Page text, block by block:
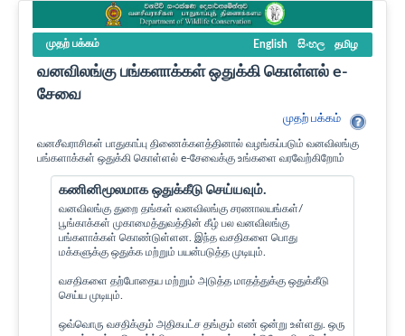
முதற் பக்கம் English සිංහල தமிழ
வனவிலங்கு பங்களாக்கள் ஒதுக்கி கொள்ளல் e-
சேவை
முதற் பக்கம்
வனசீவராசிகள் பாதுகாப்பு திணைக்களத்தினால் வழங்கப்படும் வனவிலங்கு
பங்களாக்கள் ஒதுக்கி கொள்ளல் e-சேவைக்கு உங்களை வரவேற்கிறோம்
கணினிமூலமாக ஒதுக்கீடு செய்யவும்.
வனவிலங்கு துறை தங்கள் வனவிலங்கு சரணாலயங்கள்/
பூங்காக்கள் முகாமைத்துவத்தின் கீழ் பல வனவிலங்கு
பங்களாக்கள் கொண்டுள்ளன. இந்த வசதிகளை பொது
மக்களுக்கு ஒதுக்க மற்றும் பயன்படுத்த முடியும்.
வசதிகளை தற்போதைய மற்றும் அடுத்த மாதத்துக்கு ஒதுக்கீடு
செய்ய முடியும்.
ஒவ்வொரு வசதிக்கும் அதிகபட்ச தங்கும் எண் ஒன்று உள்ளது. ஒரு